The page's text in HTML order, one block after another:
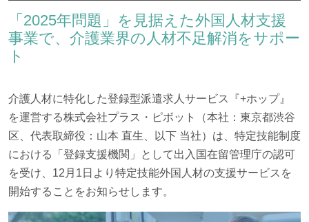
「2025年問題」を見据えた外国人材支援
事業で、介護業界の人材不足解消をサポー
ト
介護人材に特化した登録型派遣求人サービス『+ホップ』
を運営する株式会社プラス・ピボット（本社：東京都渋谷
区、代表取締役：山本 直生、以下 当社）は、特定技能制度
における「登録支援機関」として出入国在留管理庁の認可
を受け、12月1日より特定技能外国人材の支援サービスを
開始することをお知らせします。